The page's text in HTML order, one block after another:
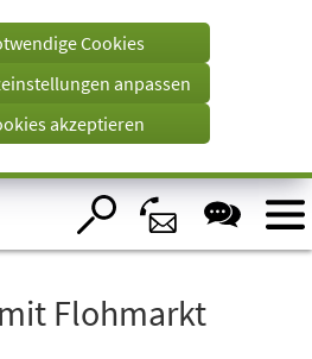
Cookies
anpassen
akzeptieren
Flohmarkt